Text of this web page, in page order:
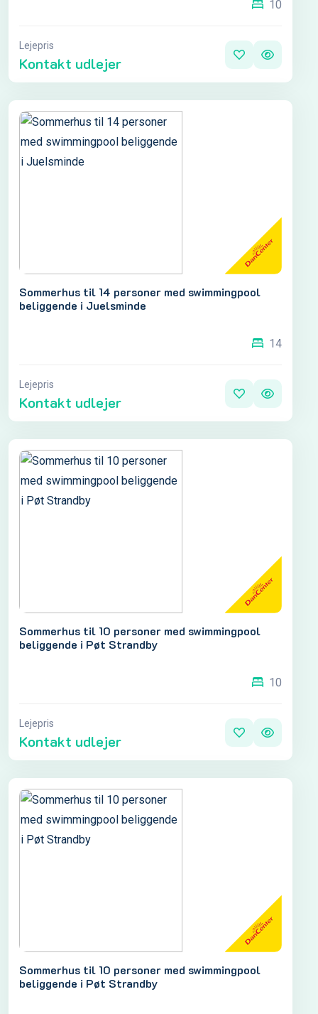
10
Lejepris
Kontakt udlejer
Sommerhus til 14 personer med swimmingpool
beliggende i Juelsminde
14
Lejepris
Kontakt udlejer
Sommerhus til 10 personer med swimmingpool
beliggende i Pøt Strandby
10
Lejepris
Kontakt udlejer
Sommerhus til 10 personer med swimmingpool
beliggende i Pøt Strandby